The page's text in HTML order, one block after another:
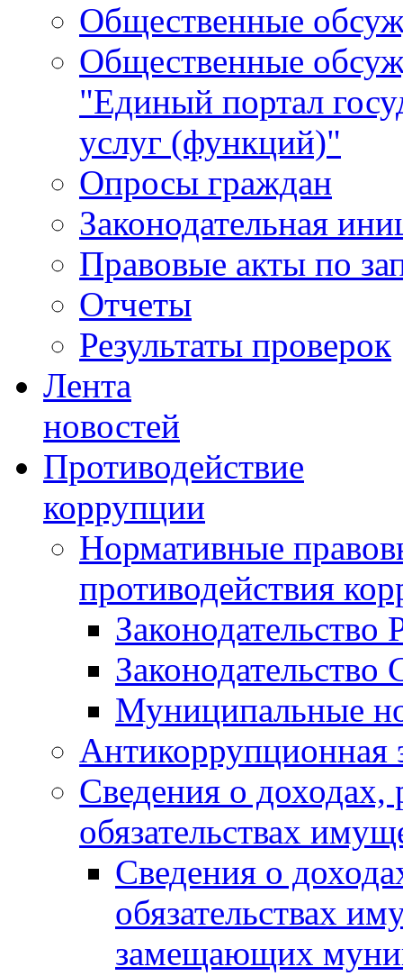
Общественные
Общественные
"Единый портал
услуг (функций)"
Опросы граждан
Законодательная
Правовые акты по
Отчеты
Результаты проверок
Лента
новостей
Противодействие
коррупции
Нормативные
противодействия
Законодательство
Муниципальные
Антикоррупционная
Сведения о доходах,
обязательствах
Сведения о
обязательствах
замещающих